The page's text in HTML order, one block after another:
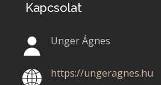
Kapcsolat
Unger Ágnes
https://ungeragnes.hu